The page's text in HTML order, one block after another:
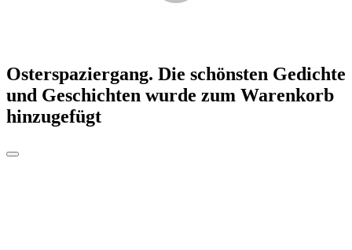
Osterspaziergang. Die schönsten Gedichte
und Geschichten wurde zum Warenkorb
hinzugefügt